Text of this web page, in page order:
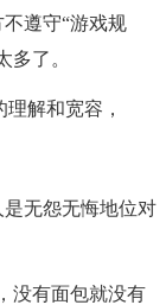
遵守“游戏规
了。
解和宽容，
无怨无悔地位对
没有面包就没有